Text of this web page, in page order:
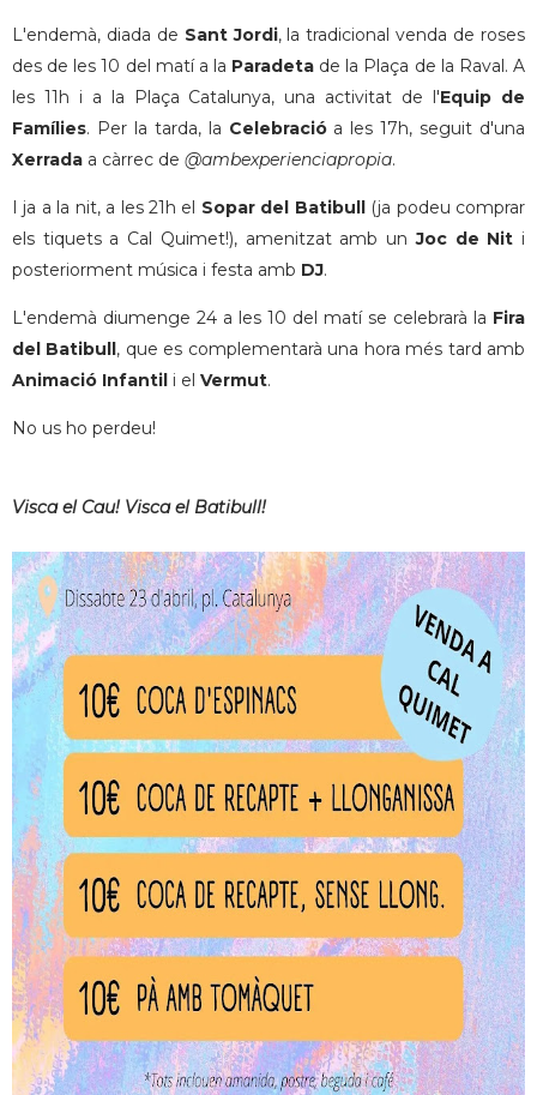
L'endemà, diada de Sant Jordi, la tradicional venda de roses
des de les 10 del matí a la Paradeta de la Plaça de la Raval. A
les 11h i a la Plaça Catalunya, una activitat de l'Equip de
Famílies. Per la tarda, la Celebració a les 17h, seguit d'una
Xerrada a càrrec de @ambexperienciapropia.
I ja a la nit, a les 21h el Sopar del Batibull
(ja podeu comprar
els tiquets a Cal Quimet!), amenitzat amb unJoc de Nit i
posteriorment música i festa amb DJ.
L'endemà diumenge 24 a les 10 del matí se celebrarà la Fira
del Batibull , que es complementarà una hora més tard amb
Animació Infantil i el Vermut.
No us ho perdeu!
Visca el Cau! Visca el Batibull!